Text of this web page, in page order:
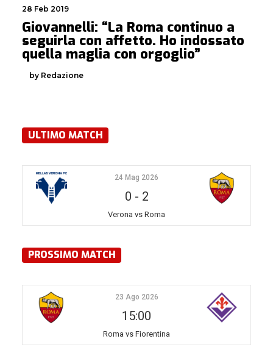
28 Feb 2019
Giovannelli: “La Roma continuo a
seguirla con affetto. Ho indossato
quella maglia con orgoglio”
by Redazione
ULTIMO MATCH
24 Mag 2026
0 - 2
Verona vs Roma
PROSSIMO MATCH
23 Ago 2026
15:00
Roma vs Fiorentina